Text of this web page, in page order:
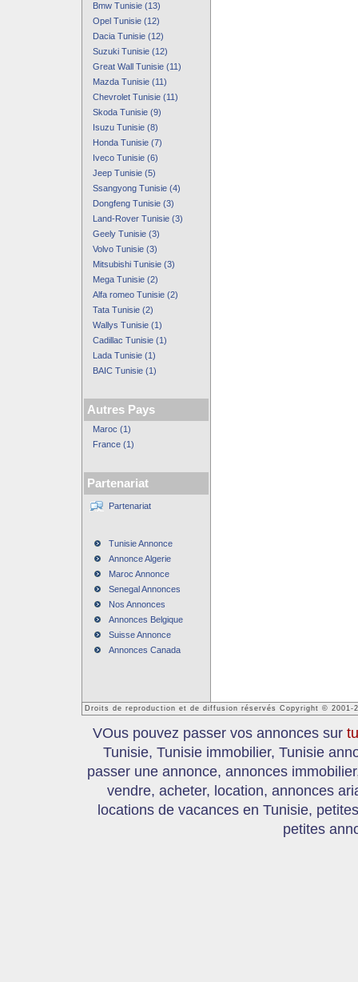
Bmw Tunisie (13)
Opel Tunisie (12)
Dacia Tunisie (12)
Suzuki Tunisie (12)
Great Wall Tunisie (11)
Mazda Tunisie (11)
Chevrolet Tunisie (11)
Skoda Tunisie (9)
Isuzu Tunisie (8)
Honda Tunisie (7)
Iveco Tunisie (6)
Jeep Tunisie (5)
Ssangyong Tunisie (4)
Dongfeng Tunisie (3)
Land-Rover Tunisie (3)
Geely Tunisie (3)
Volvo Tunisie (3)
Mitsubishi Tunisie (3)
Mega Tunisie (2)
Alfa romeo Tunisie (2)
Tata Tunisie (2)
Wallys Tunisie (1)
Cadillac Tunisie (1)
Lada Tunisie (1)
BAIC Tunisie (1)
Autres Pays
Maroc (1)
France (1)
Partenariat
Partenariat
Tunisie Annonce
Annonce Algerie
Maroc Annonce
Senegal Annonces
Nos Annonces
Annonces Belgique
Suisse Annonce
Annonces Canada
Droits de reproduction et de diffusion réservés Copyright © 2001-
VOus pouvez passer vos annonces sur
Tunisie, Tunisie immobilier, Tunisie
passer une annonce, annonces
vendre, acheter, location, annonces
locations de vacances en Tunisie,
petites